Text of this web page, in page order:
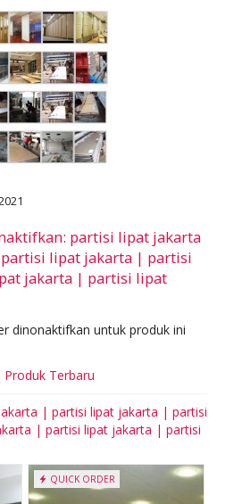
partisi lipat jakarta
lipat jakarta | partisi
jakarta | partisi lipat
dinonaktifkan untuk produk ini
Produk Terbaru
| partisi lipat jakarta | partisi
| partisi lipat jakarta | partisi
QUICK ORDER